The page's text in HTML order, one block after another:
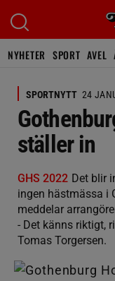
NYHETER SPORT AVEL
SPORTNYTT 24
ställer in
GHS 2022 Det blir
ingen hästmässa i
meddelar
- Det känns riktigt,
Tomas Torgersen.